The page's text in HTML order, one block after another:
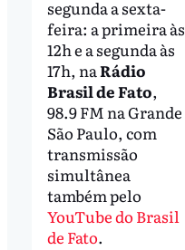
segunda a sexta-
feira: a primeira às
12h e a segunda às
17h, naRádio
Brasil de Fato,
98.9 FM na Grande
São Paulo, com
transmissão
simultânea
também pelo
YouTube do Brasil
de Fato.